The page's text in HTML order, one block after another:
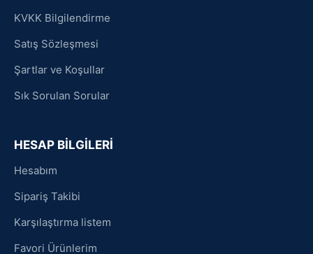
KVKK Bilgilendirme
Satış Sözleşmesi
Şartlar ve Koşullar
Sık Sorulan Sorular
HESAP BİLGİLERİ
Hesabım
Sipariş Takibi
Karşılaştırma listem
Favori Ürünlerim